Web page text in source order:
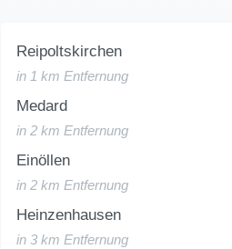
Reipoltskirchen
in 1 km Entfernung
Medard
in 2 km Entfernung
Einöllen
in 2 km Entfernung
Heinzenhausen
in 3 km Entfernung